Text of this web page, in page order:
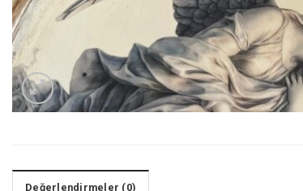
Değerlendirmeler (0)